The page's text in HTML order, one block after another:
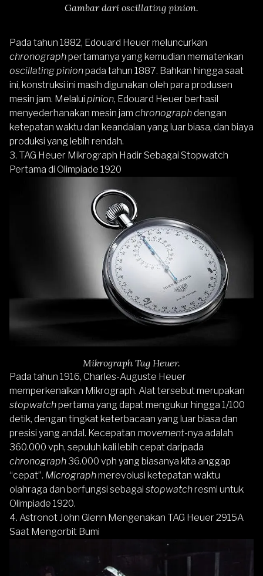
Gambar dari oscillating pinion.
Pada tahun 1882, Edouard Heuer meluncurkan
chronographpertamanya yang kemudian mematenkan
oscillating pinionpada tahun 1887. Bahkan hingga saat
ini, konstruksi ini masih digunakan oleh para produsen
mesin jam. Melalui pinion, Edouard Heuer berhasil
menyederhanakan mesin jam chronographdengan
ketepatan waktu dan keandalan yang luar biasa, dan biaya
produksi yang lebih rendah.
3. TAG Heuer Mikrograph Hadir Sebagai Stopwatch
Pertama di Olimpiade 1920
Mikrograph Tag Heuer.
Pada tahun 1916, Charles-Auguste Heuer
memperkenalkan Mikrograph. Alat tersebut merupakan
stopwatchpertama yang dapat mengukur hingga 1/100
detik, dengan tingkat keterbacaan yang luar biasa dan
presisi yang andal. Kecepatan movement-nya adalah
360.000 vph, sepuluh kali lebih cepat daripada
chronograph36.000 vph yang biasanya kita anggap
“cepat”. Micrographmerevolusi ketepatan waktu
olahraga dan berfungsi sebagai stopwatchresmi untuk
Olimpiade 1920.
4. Astronot John Glenn Mengenakan TAG Heuer 2915A
Saat Mengorbit Bumi